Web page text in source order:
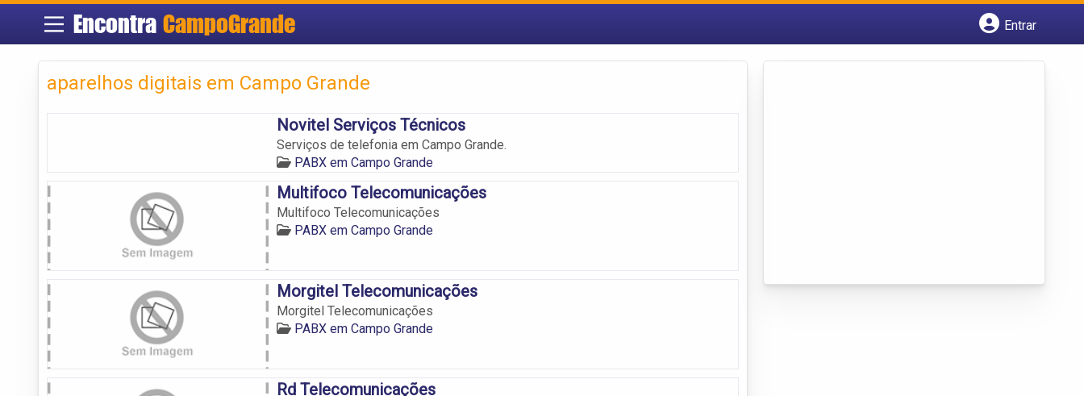
Encontra CampoGrande
Entrar
aparelhos digitais em Campo Grande
Novitel Serviços Técnicos
Serviços de telefonia em Campo Grande.
PABX em Campo Grande
Multifoco Telecomunicações
Multifoco Telecomunicações
PABX em Campo Grande
Morgitel Telecomunicações
Morgitel Telecomunicações
PABX em Campo Grande
Rd Telecomunicações